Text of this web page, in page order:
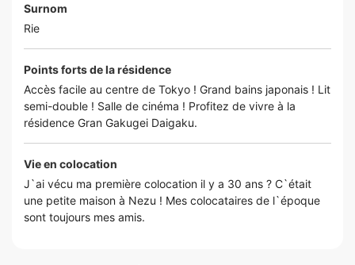
Surnom
Rie
Points forts de la résidence
Accès facile au centre de Tokyo ! Grand bains japonais ! Lit
semi-double ! Salle de cinéma ! Profitez de vivre à la
résidence Gran Gakugei Daigaku.
Vie en colocation
J`ai vécu ma première colocation il y a 30 ans ? C`était
une petite maison à Nezu ! Mes colocataires de l`époque
sont toujours mes amis.